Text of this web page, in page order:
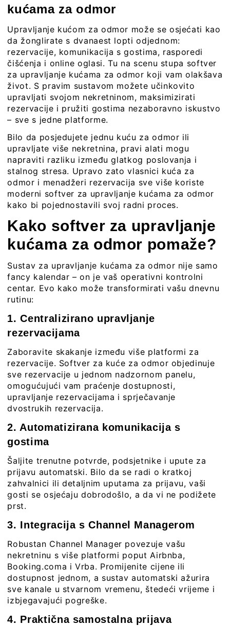
kućama za odmor
Upravljanje kućom za odmor može se osjećati kao
da žonglirate s dvanaest lopti odjednom:
rezervacije, komunikacija s gostima, rasporedi
čišćenja i online oglasi. Tu na scenu stupa softver
za upravljanje kućama za odmor koji vam olakšava
život. S pravim sustavom možete učinkovito
upravljati svojom nekretninom, maksimizirati
rezervacije i pružiti gostima nezaboravno iskustvo
– sve s jedne platforme.
Bilo da posjedujete jednu kuću za odmor ili
upravljate više nekretnina, pravi alati mogu
napraviti razliku između glatkog poslovanja i
stalnog stresa. Upravo zato vlasnici kuća za
odmor i menadžeri rezervacija sve više koriste
moderni softver za upravljanje kućama za odmor
kako bi pojednostavili svoj radni proces.
Kako softver za upravljanje
kućama za odmor pomaže?
Sustav za upravljanje kućama za odmor nije samo
fancy kalendar – on je vaš operativni kontrolni
centar. Evo kako može transformirati vašu dnevnu
rutinu:
1. Centralizirano upravljanje
rezervacijama
Zaboravite skakanje između više platformi za
rezervacije. Softver za kuće za odmor objedinuje
sve rezervacije u jednom nadzornom panelu,
omogućujući vam praćenje dostupnosti,
upravljanje rezervacijama i sprječavanje
dvostrukih rezervacija.
2. Automatizirana komunikacija s
gostima
Šaljite trenutne potvrde, podsjetnike i upute za
prijavu automatski. Bilo da se radi o kratkoj
zahvalnici ili detaljnim uputama za prijavu, vaši
gosti se osjećaju dobrodošlo, a da vi ne podižete
prst.
3. Integracija s Channel Managerom
Robustan Channel Manager povezuje vašu
nekretninu s više platformi poput Airbnba,
Booking.coma i Vrba. Promijenite cijene ili
dostupnost jednom, a sustav automatski ažurira
sve kanale u stvarnom vremenu, štedeći vrijeme i
izbjegavajući pogreške.
4. Praktična samostalna prijava